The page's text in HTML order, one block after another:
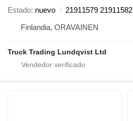
Estado nuevo
21911579 21911582
Finlandia, ORAVAINEN
Truck Trading Lundqvist Ltd